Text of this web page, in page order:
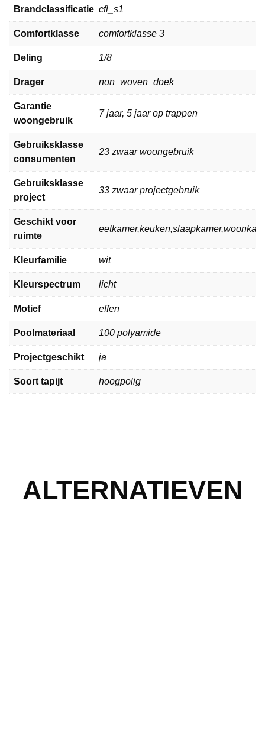
Brandclassificatie cfl_s1
Comfortklasse comfortklasse 3
Deling 1/8
Drager non_woven_doek
Garantie
woongebruik
7 jaar, 5 jaar op trappen
Gebruiksklasse
consumenten
23 zwaar woongebruik
Gebruiksklasse
project
33 zwaar projectgebruik
Geschikt voor
ruimte
Kleurfamilie wit
Kleurspectrum licht
Motief effen
Poolmateriaal 100 polyamide
Projectgeschikt ja
Soort tapijt hoogpolig
ALTERNATIEVEN